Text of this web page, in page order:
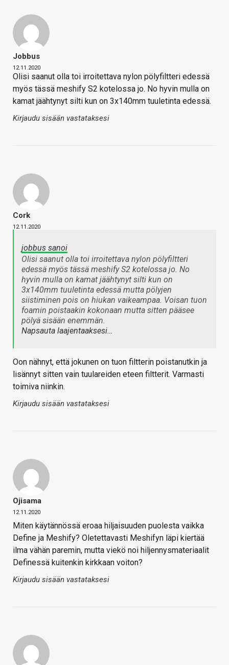
Jobbus
12.11.2020
Olisi saanut olla toi irroitettava nylon pölyfiltteri edessä
myös tässä meshify S2 kotelossa jo. No hyvin mulla on
kamat jäähtynyt silti kun on 3x140mm tuuletinta edessä.
Kirjaudu sisään vastataksesi
Cork
12.11.2020
jobbus sanoi
Olisi saanut olla toi irroitettava nylon pölyfiltteri
edessä myös tässä meshify S2 kotelossa jo. No
hyvin mulla on kamat jäähtynyt silti kun on
3x140mm tuuletinta edessä mutta pölyjen
siistiminen pois on hiukan vaikeampaa. Voisan tuon
foamin poistaakin kokonaan mutta sitten pääsee
pölyä sisään enemmän.
Napsauta laajentaaksesi…
Oon nähnyt, että jokunen on tuon filtterin poistanutkin ja
lisännyt sitten vain tuulareiden eteen filtterit. Varmasti
toimiva niinkin.
Kirjaudu sisään vastataksesi
Ojisama
12.11.2020
Miten käytännössä eroaa hiljaisuuden puolesta vaikka
Define ja Meshify? Oletettavasti Meshifyn läpi kiertää
ilma vähän paremin, mutta viekö noi hiljennysmateriaalit
Definessä kuitenkin kirkkaan voiton?
Kirjaudu sisään vastataksesi